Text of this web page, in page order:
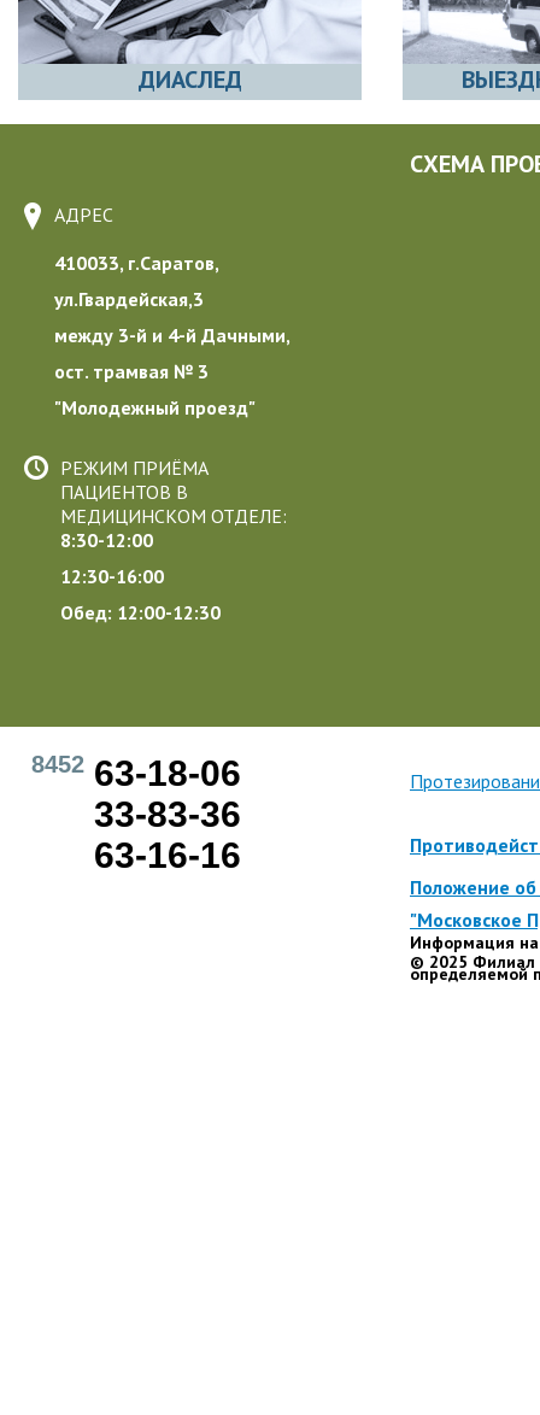
ДИАСЛЕД
АДРЕС
410033, г.Саратов,
ул.Гвардейская,3
между 3-й и 4-й Дачными,
ост. трамвая № 3
"Молодежный проезд"
РЕЖИМ ПРИЁМА
ПАЦИЕНТОВ В
МЕДИЦИНСКОМ ОТДЕЛЕ:
8:30-12:00
12:30-16:00
Обед: 12:00-12:30
СХЕМА
8452 63-18-06
33-83-36
63-16-16
Положение
"Московское
© 2025 Филиал
Информация на
определяемой